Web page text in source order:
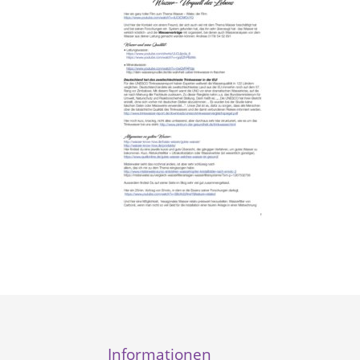
Informationen